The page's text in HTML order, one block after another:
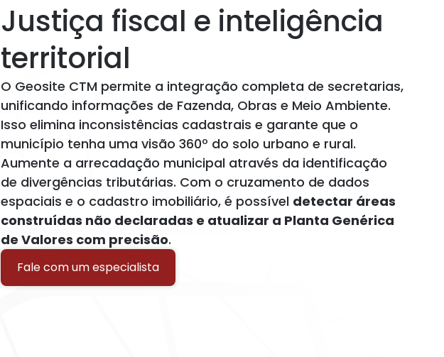
Justiça fiscal e inteligência
territorial
O Geosite CTM permite a integração completa de secretarias,
unificando informações de Fazenda, Obras e Meio Ambiente.
Isso elimina inconsistências cadastrais e garante que o
município tenha uma visão 360º do solo urbano e rural.
Aumente a arrecadação municipal através da identificação
de divergências tributárias. Com o cruzamento de dados
espaciais e o cadastro imobiliário, é possível detectar áreas
construídas não declaradas e atualizar a Planta Genérica
de Valores com precisão.
Fale com um especialista